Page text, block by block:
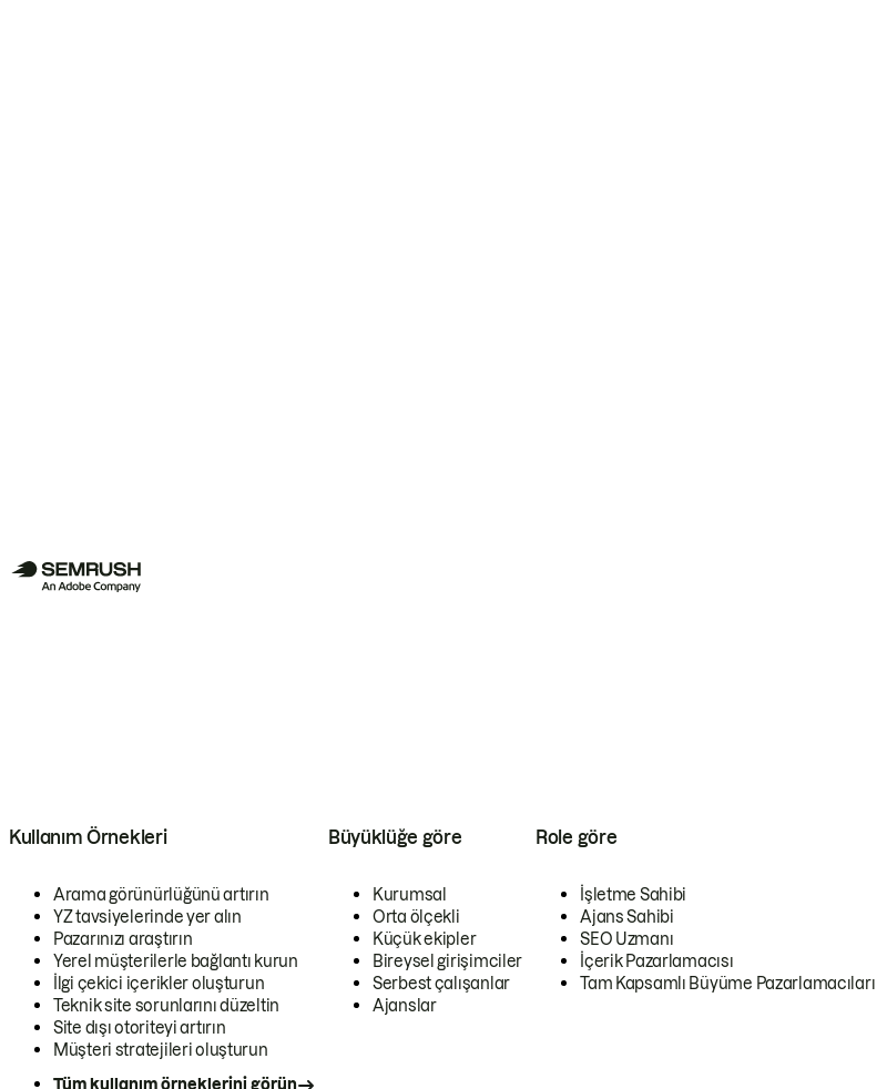
Kullanım Örnekleri
Arama görünürlüğünü artırın
YZ tavsiyelerinde yer alın
Pazarınızı araştırın
Yerel müşterilerle bağlantı kurun
İlgi çekici içerikler oluşturun
Teknik site sorunlarını düzeltin
Site dışı otoriteyi artırın
Müşteri stratejileri oluşturun
Tüm kullanım örneklerini görün
Büyüklüğe göre
Kurumsal
Orta ölçekli
Küçük ekipler
Bireysel girişimciler
Serbest çalışanlar
Ajanslar
Role göre
İşletme Sahibi
Ajans Sahibi
SEO Uzmanı
İçerik Pazarlamacısı
Tam Kapsamlı Büyüme Pazarlamacıları